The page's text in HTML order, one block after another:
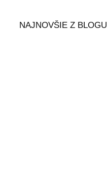
NAJNOVŠIE Z BLOGU